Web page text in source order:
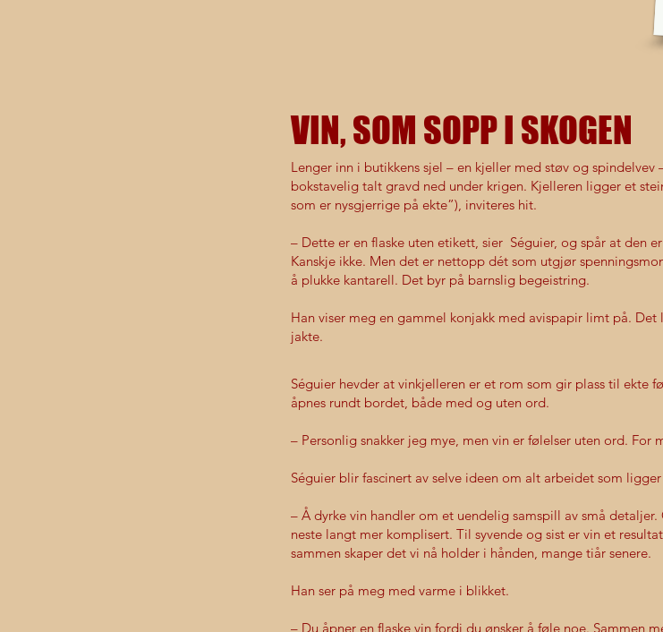
VIN, SOM SOPP I SKOGEN
Lenger inn i butikkens sjel – en kjeller med støv og
bokstavelig talt gravd ned under krigen. Kjelleren ligger et
som er nysgjerrige på ekte”), inviteres hit.
– Dette er en flaske uten etikett, sier Séguier, og spår at den
Kanskje ikke. Men det er nettopp dét som utgjør
å plukke kantarell. Det byr på barnslig begeistring.
Han viser meg en gammel konjakk med avispapir limt på.
jakte.
Séguier hevder at vinkjelleren er et rom som gir plass til ekte
åpnes rundt bordet, både med og uten ord.
– Personlig snakker jeg mye, men vin er følelser uten ord. For
Séguier blir fascinert av selve ideen om alt arbeidet som ligger
– Å dyrke vin handler om et uendelig samspill av små
neste langt mer komplisert. Til syvende og sist er vin et
sammen skaper det vi nå holder i hånden, mange tiår senere.
Han ser på meg med varme i blikket.
– Du åpner en flaske vin fordi du ønsker å føle noe. Sammen